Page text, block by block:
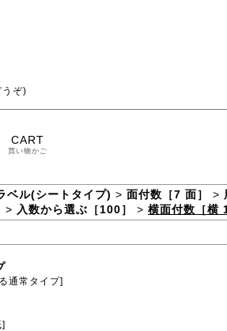
うぞ)
CART
買い物かご
ベル(シートタイプ) > 面付数［7 面］ >
> 入数から選ぶ［100］ > 横面付数［横
通常タイプ]